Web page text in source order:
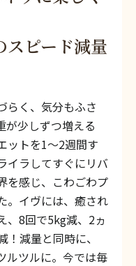
スピード減量
らく、気分もふさ
が少しずつ増える
ットを1〜2週間す
イラしてすぐにリバ
を感じ、こわごわプ
。イヴには、癒され
、8回で5kg減、2ヵ
減量と同時に、
ルツルに。今では毎